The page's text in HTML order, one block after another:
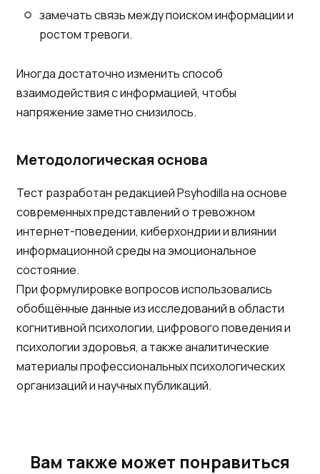
замечать связь между поиском информации и
ростом тревоги.
Иногда достаточно изменить способ
взаимодействия с информацией, чтобы
напряжение заметно снизилось.
Методологическая основа
Тест разработан редакцией Psyhodilla на основе
современных представлений о тревожном
интернет-поведении, киберхондрии и влиянии
информационной среды на эмоциональное
состояние.
При формулировке вопросов использовались
обобщённые данные из исследований в области
когнитивной психологии, цифрового поведения и
психологии здоровья, а также аналитические
материалы профессиональных психологических
организаций и научных публикаций.
Вам также может понравиться